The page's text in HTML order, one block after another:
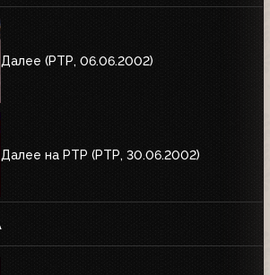
Далее (РТР, 06.06.2002)
Далее на РТР (РТР, 30.06.2002)